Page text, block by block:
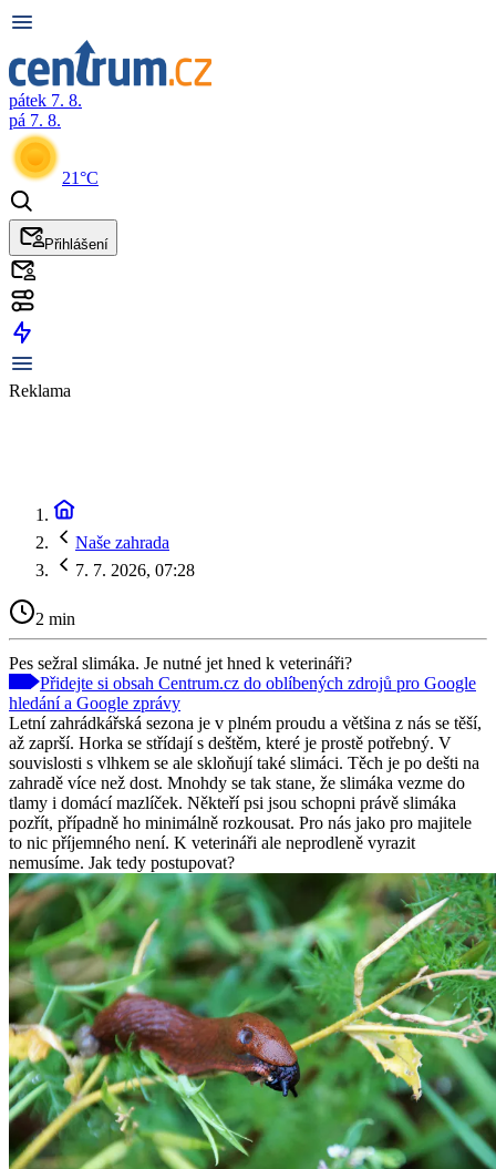
pátek 7. 8.
pá 7. 8.
21°C
Přihlášení
Reklama
Naše zahrada
7. 7. 2026, 07:28
2 min
Pes sežral slimáka. Je nutné jet hned k veterináři?
Přidejte si obsah Centrum.cz do oblíbených zdrojů pro Google
hledání a Google zprávy
Letní zahrádkářská sezona je v plném proudu a většina z nás se těší,
až zaprší. Horka se střídají s deštěm, které je prostě potřebný. V
souvislosti s vlhkem se ale skloňují také slimáci. Těch je po dešti na
zahradě více než dost. Mnohdy se tak stane, že slimáka vezme do
tlamy i domácí mazlíček. Někteří psi jsou schopni právě slimáka
pozřít, případně ho minimálně rozkousat. Pro nás jako pro majitele
to nic příjemného není. K veterináři ale neprodleně vyrazit
nemusíme. Jak tedy postupovat?